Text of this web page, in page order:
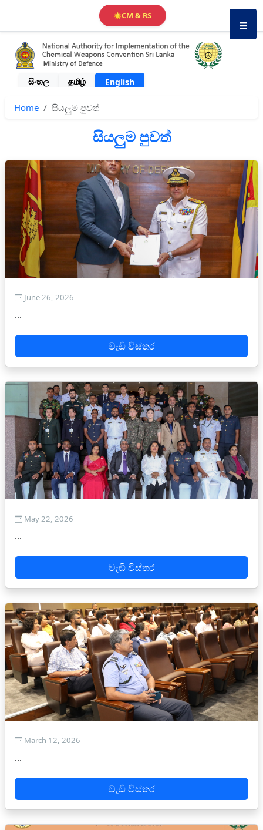
සිංහල தமிழ் English
☰
🌟CM & RS
Home සියලුම පුවත්
සියලුම පුවත්
June 26, 2026
...
වැඩි විස්තර
May 22, 2026
...
වැඩි විස්තර
March 12, 2026
...
වැඩි විස්තර